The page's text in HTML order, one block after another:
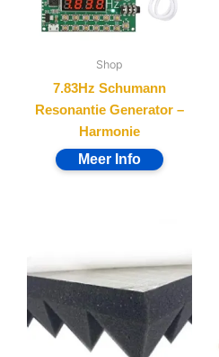
Shop
7.83Hz Schumann
Resonantie Generator –
Harmonie